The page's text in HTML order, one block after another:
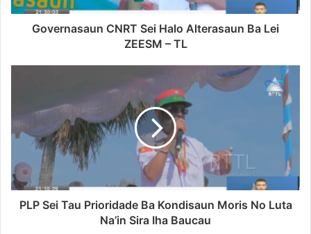
Governasaun CNRT Sei Halo Alterasaun Ba Lei
ZEESM – TL
PLP Sei Tau Prioridade Ba Kondisaun Moris No Luta
Na’in Sira Iha Baucau